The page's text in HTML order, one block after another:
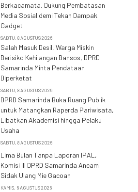
Berkacamata, Dukung Pembatasan
Media Sosial demi Tekan Dampak
Gadget
SABTU, 8 AGUSTUS 2026
Salah Masuk Desil, Warga Miskin
Berisiko Kehilangan Bansos, DPRD
Samarinda Minta Pendataan
Diperketat
SABTU, 8 AGUSTUS 2026
DPRD Samarinda Buka Ruang Publik
untuk Matangkan Raperda Pariwisata,
Libatkan Akademisi hingga Pelaku
Usaha
SABTU, 8 AGUSTUS 2026
Lima Bulan Tanpa Laporan IPAL,
Komisi III DPRD Samarinda Ancam
Sidak Ulang Mie Gacoan
KAMIS, 6 AGUSTUS 2026